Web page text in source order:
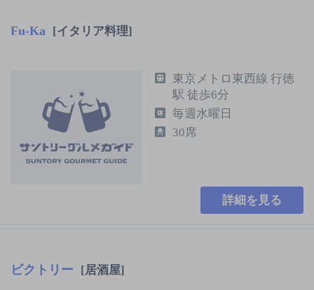
Fu‐Ka [イタリア料理]
東京メトロ東西線 行徳
駅 徒歩6分
毎週水曜日
30席
詳細を見る
ビクトリー [居酒屋]